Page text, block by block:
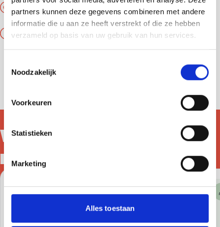
partners kunnen deze gegevens combineren met andere
informatie die u aan ze heeft verstrekt of die ze hebben
verzameld op basis van uw gebruik van hun services.
Noodzakelijk
Voorkeuren
Statistieken
Marketing
Alles toestaan
webshop.zoetermeer@tdh.nl
Openingstijden
Dinsdag t/m Vrijdag
Zaterdag
Vind je deze
misschien leuk?
Designed to be kind – kussenhoes – upcycled /